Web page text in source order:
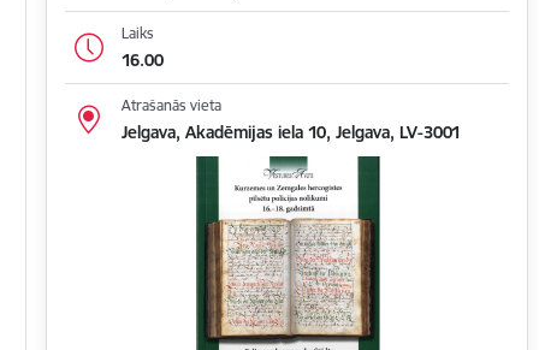
Laiks
16.00
Atrašanās vieta
Jelgava, Akadēmijas iela 10, Jelgava, LV-3001